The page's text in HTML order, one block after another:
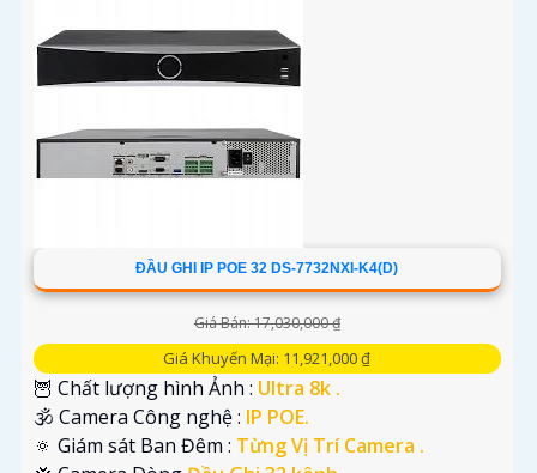
ĐẦU GHI IP POE 32 DS-7732NXI-K4(D)
Giá Bán: 17,030,000 ₫
Giá Khuyến Mại: 11,921,000 ₫
🦉 Chất lượng hình Ảnh : Ultra 8k .
🕉️ Camera Công nghệ : IP POE.
🔅 Giám sát Ban Đêm : Từng Vị Trí Camera .